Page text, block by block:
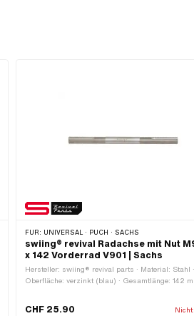
FÜR: UNIVERSAL · PUCH · SACHS
swiing® revival Radachse mit Nut
x 142 Vorderrad V901 | Sachs
Hersteller: swiing® revival parts · Material: Stahl
Oberfläche: verzinkt (blau) · Gesamtlänge: 142
CHF 25.90 Nicht